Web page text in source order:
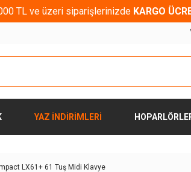
TL ve üzeri siparişlerinizde KARGO
YAZ İNDİRİMLERİ
LX61+ 61 Tuş Midi Klavye